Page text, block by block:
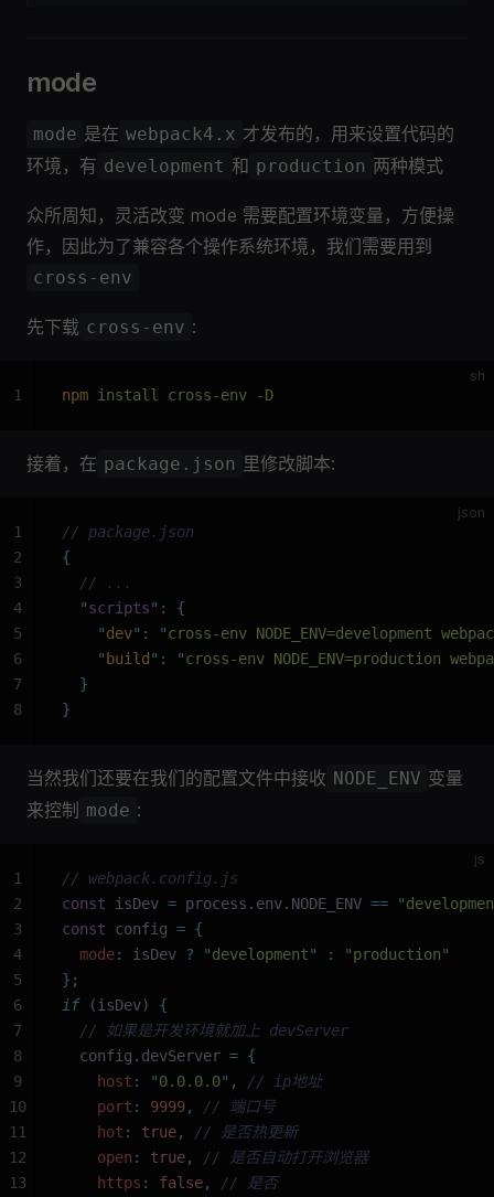
mode
mode 是在 webpack4.x 才发布的，用来设置代码的
环境，有 development 和 production 两种模式
众所周知，灵活改变 mode 需要配置环境变量，方便操
作，因此为了兼容各个操作系统环境，我们需要用到
cross-env
先下载 cross-env :
sh
npm install cross-env -D
1
接着，在 package.json 里修改脚本:
json
// package.json
{
  // ...
  "
scripts" :
{
    "
dev" : "cross-env NODE_ENV=development
    "
build " : "cross-env NODE_ENV=production
  }
}
1
2
3
4
5
6
7
8
当然我们还要在我们的配置文件中接收 NODE_ENV 变量
来控制 mode :
js
// webpack.config.js
const isDev = process . env. NODE_ENV == "
const config = {
  mode
: isDev ? "development" : "production"
};
if (isDev) {
  // 如果是开发环境就加上 devServer
  config
. devServer = {
    host
: "0.0.0.0" ,
// ip地址
    port
: 9999,
// 端口号
    hot
: true,
// 是否热更新
    open
: true,
// 是否自动打开浏览器
    https
: false, // 是否
1
2
3
4
5
6
7
8
9
10
11
12
13